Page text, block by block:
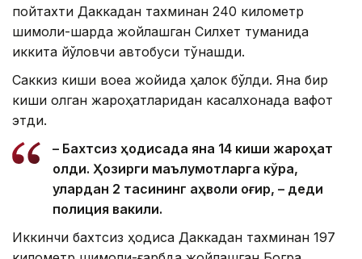
пойтахти Даккадан тахминан 240 километр
шимоли-шарқда жойлашган Силхет туманида
иккита йўловчи автобуси тўқнашди.
Саккиз киши воқеа жойида ҳалок бўлди. Яна бир
киши олган жароҳатларидан касалхонада вафот
этди.
– Бахтсиз ҳодисада яна 14 киши жароҳат
олди. Ҳозирги маълумотларга кўра,
улардан 2 тасининг аҳволи оғир, – деди
полиция вакили.
Иккинчи бахтсиз ҳодиса Даккадан тахминан 197